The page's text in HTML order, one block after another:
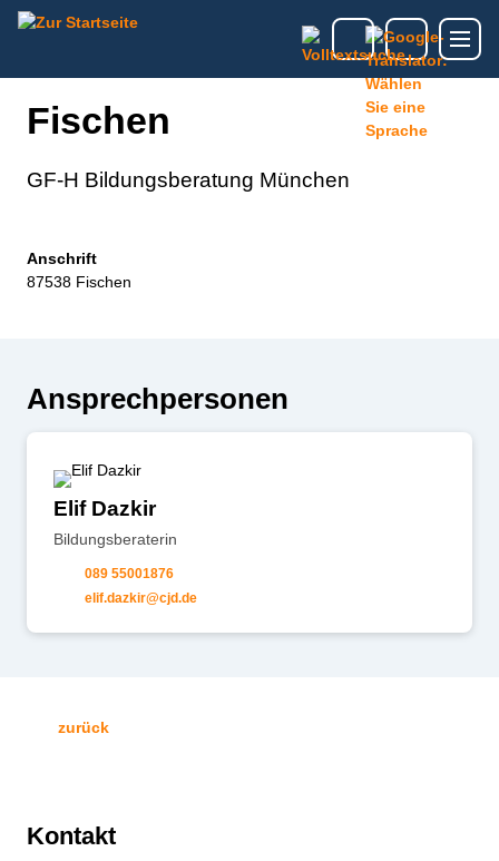
Fischen
GF-H Bildungsberatung München
Anschrift
87538 Fischen
Ansprechpersonen
Elif Dazkir
Bildungsberaterin
089 55001876
f d zk r cjd d
zurück
Kontakt